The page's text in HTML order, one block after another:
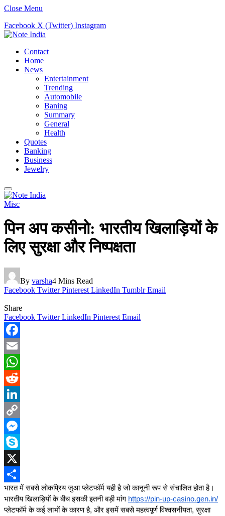
Close Menu
Facebook X (Twitter) Instagram
Contact
Home
News
Entertainment
Trending
Automobile
Baning
Summary
General
Health
Quotes
Banking
Business
Jewelry
Misc
पिन अप कसीनो: भारतीय खिलाड़ियों के
लिए सुरक्षा और निष्पक्षता
By varsha4 Mins Read
Facebook Twitter Pinterest LinkedIn Tumblr Email
Share
Facebook Twitter LinkedIn Pinterest Email
Facebook
Email
WhatsApp
Reddit
LinkedIn
Copy
Link
Messenger
Skype
X
Share
भारत में सबसे लोकप्रिय जुआ प्लेटफॉर्म यही है जो कानूनी रूप से संचालित होता है।
भारतीय खिलाड़ियों के बीच इसकी इतनी बड़ी मांग https://pin-up-casino.gen.in/
प्लेटफॉर्म के कई लाभों के कारण है, और इसमें सबसे महत्वपूर्ण विश्वसनीयता, सुरक्षा